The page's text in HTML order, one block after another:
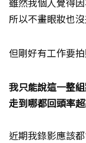
所以不畫眼妝也
但剛好有工作要
我只能說這一整
走到哪都回頭率
近期我錄影應該